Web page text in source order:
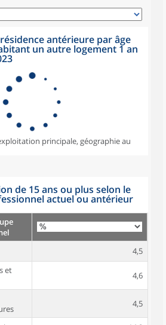
antérieure par âge
un autre logement 1 an
principale, géographie au
de 15 ans ou plus selon le
actuel ou antérieur
4,5
et
4,6
4,5